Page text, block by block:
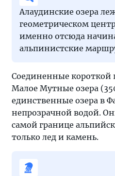
Алаудинские озера
геометрическом
именно отсюда
альпинистские
Соединенные короткой
Малое Мутные озера
единственные озера в
непрозрачной водой.
самой границе
только лед и камень.